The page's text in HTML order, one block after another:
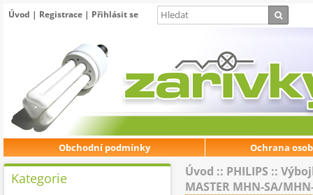
Úvod | Registrace | Přihlásit se
Obchodní podmínky Ochrana
Úvod :: PHILIPS ::
MASTER MHN-SA/
Kategorie